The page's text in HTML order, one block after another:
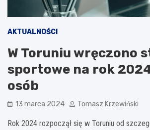
AKTUALNOŚCI
W Toruniu wręczono
sportowe na rok
osób
13 marca 2024 Tomasz Krzewiński
Rok 2024 rozpoczął się w Toruniu od